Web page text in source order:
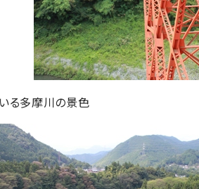
いる多摩川の景色